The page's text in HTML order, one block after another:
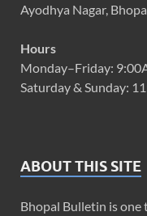
Ayodhya Nagar,
Hours
Monday–Friday:
Saturday & Sunday:
ABOUT THIS SITE
Bhopal Bulletin is one